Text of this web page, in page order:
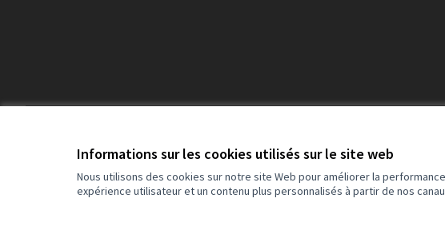
Informations sur les cookies utilisés sur le site web
Nous utilisons des cookies sur notre site Web pour améliorer la
expérience utilisateur et un contenu plus personnalisés à partir de nos